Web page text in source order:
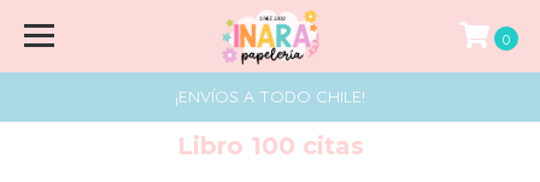
¡ENVÍOS A TODO CHILE!
0
Libro 100 citas